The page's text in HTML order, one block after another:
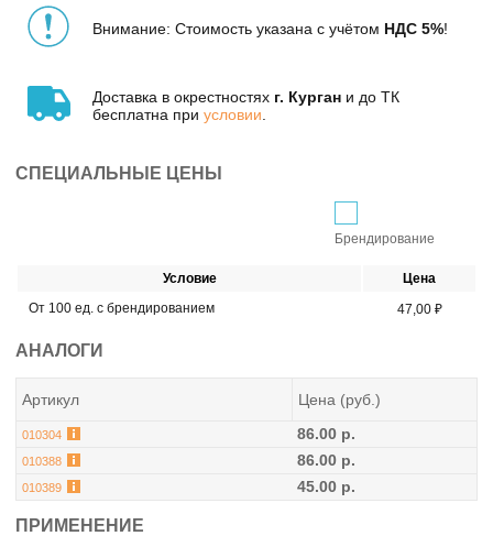
Внимание: Стоимость указана с учётом НДС 5%!
Доставка в окрестностях г. Курган и до ТК
бесплатна при условии
СПЕЦИАЛЬНЫЕ ЦЕНЫ
Брендирование
Условие
Цена
От 100 ед. с брендированием
47,00 ₽
АНАЛОГИ
Артикул Цена (руб.)
010304 86.00 р.
010388 86.00 р.
010389 45.00 р.
ПРИМЕНЕНИЕ